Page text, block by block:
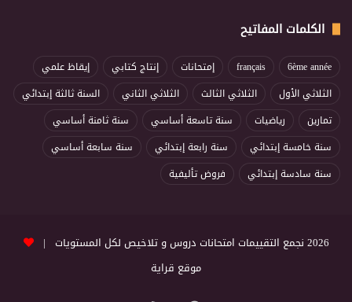
الكلمات المفاتيح
6ème année
français إمتحانات إنتاج كتابي
إيقاظ علمي
الثلاثي الأول
الثلاثي الثالث الثلاثي الثاني
السنة ثالثة إبتدائي
تمارين
رياضيات سنة تاسعة أساسي
سنة ثامنة أساسي
سنة خامسة إبتدائي
سنة رابعة إبتدائي
سنة سابعة أساسي
سنة سادسة إبتدائي
فروض تأليفية
2026 نجمع التقييمات امتحانات دروس و تلاخيص لكل المستويات |
موقع قراية